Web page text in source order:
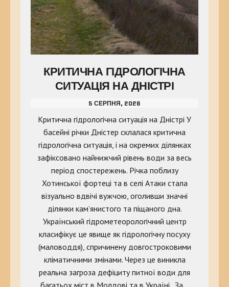
КРИТИЧНА ГІДРОЛОГІЧНА
СИТУАЦІЯ НА ДНІСТРІ
5 СЕРПНЯ, 2026
Критична гідрологічна ситуація на Дністрі У
басейні річки Дністер склалася критична
гідрологічна ситуація, і на окремих ділянках
зафіксовано найнижчий рівень води за весь
період спостережень. Річка поблизу
Хотинської фортеці та в селі Атаки стала
візуально вдвічі вужчою, оголивши значні
ділянки кам’янистого та піщаного дна.
Український гідрометеорологічний центр
класифікує це явище як гідрологічну посуху
(маловоддя), спричинену довгостроковими
кліматичними змінами. Через це виникла
реальна загроза дефіциту питної води для
багатьох міст в Молдові та в Україні. За…